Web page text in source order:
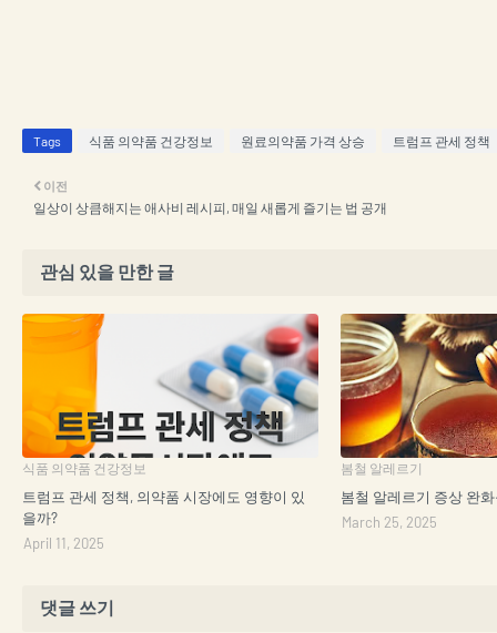
Tags 식품 의약품 건강정보 원료의약품 가격 상승 트럼프 관세 정책
이전
일상이 상큼해지는 애사비 레시피, 매일 새롭게 즐기는 법 공개
관심 있을 만한 글
식품 의약품 건강정보
트럼프 관세 정책, 의약품 시장에도 영향이 있
을까?
April 11, 2025
봄철 알레르기
봄철 알레르기 증상 완
March 25, 2025
댓글 쓰기